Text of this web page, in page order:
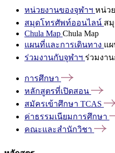
หน่วยงานของจุฬาฯ หน่ว
สมุดโทรศัพท์ออนไลน์ ส
Chula Map Chula Map
แผนที่และการเดินทาง แ
ร่วมงานกับจุฬาฯ ร่วมงา
การศึกษา
หลักสูตรที่เปิดสอน
สมัครเข้าศึกษา TCAS
ค่าธรรมเนียมการศึกษา
คณะและสำนักวิชา